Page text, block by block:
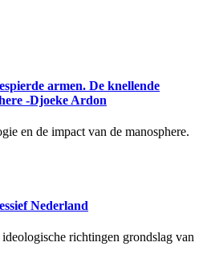
armen. De knellende
-Djoeke Ardon
en de impact van de manosphere.
Nederland
richtingen grondslag van